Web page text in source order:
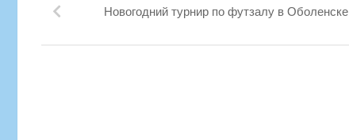
Новогодний турнир по футзалу в Оболенске